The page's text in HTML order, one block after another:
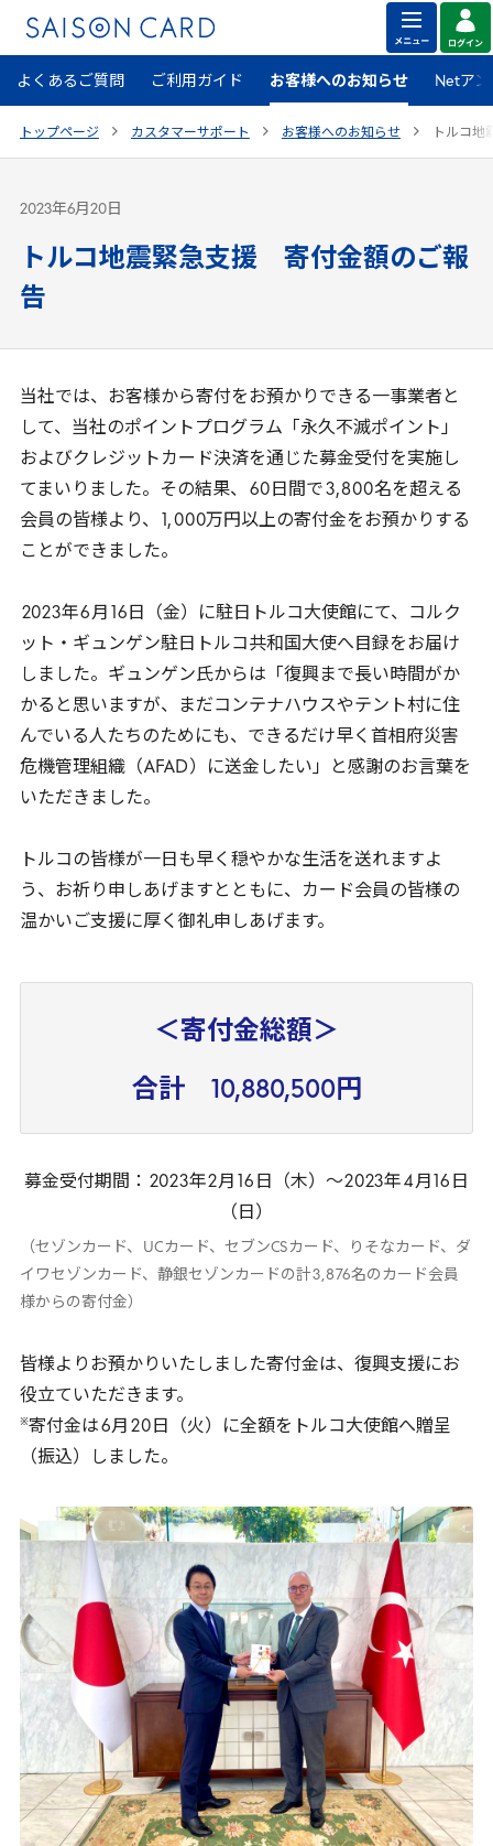
よくあるご質問 ご利用ガイド お客様へのお知らせ Netア
トップページ カスタマーサポート お客様へのお知らせ トルコ
2023年6月20日
トルコ地震緊急支援 寄付金額のご報
告
当社では、お客様から寄付をお預かりできる一事業者と
して、当社のポイントプログラム「永久不滅ポイント」
およびクレジットカード決済を通じた募金受付を実施し
てまいりました。その結果、
60 日間で3,800名を超える
会員の皆様より、
,000万円以上の寄付金をお預かりする
ことができました。
2023年6月 16 日（金）に駐日トルコ大使館にて、コルク
ット・ギュンゲン駐日トルコ共和国大使へ目録をお届け
しました。ギュンゲン氏からは「復興まで長い時間がか
かると思いますが、まだコンテナハウスやテント村に住
んでいる人たちのためにも、できるだけ早く首相府災害
危機管理組織（AFAD ）に送金したい」と感謝のお言葉を
いただきました。
トルコの皆様が一日も早く穏やかな生活を送れますよ
う、お祈り申しあげますとともに、カード会員の皆様の
温かいご支援に厚く御礼申しあげます。
＜寄付金総額＞
合計 10,880,500円
募金受付期間： 2023年2月 16 日（木）～2023年4月 16 日
（日）
（セゾンカード、 UCカード、セブンCSカード、りそなカード、ダ
イワセゾンカード、静銀セゾンカードの計3,876名のカード会員
様からの寄付金）
皆様よりお預かりいたしました寄付金は、復興支援にお
役立ていただきます。
※寄付金は6月 20 日（火）に全額をトルコ大使館へ贈呈
（振込）しました。